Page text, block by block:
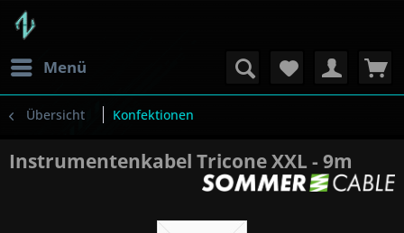
Menü
Übersicht Konfektionen
Instrumentenkabel Tricone XXL - 9m